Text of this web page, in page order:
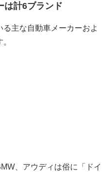
は計6ブランド
主な自動車メーカーおよ
、アウディは俗に「ドイ